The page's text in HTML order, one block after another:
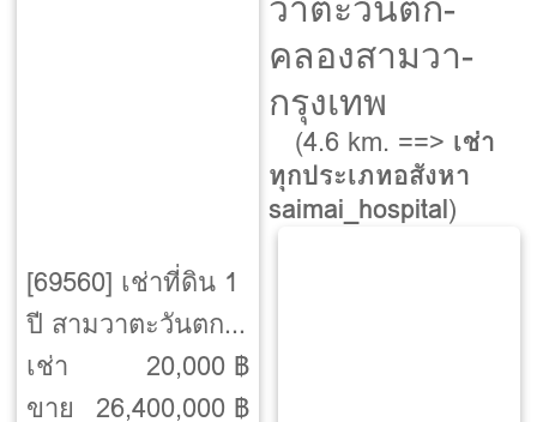
[69560] เช่าที่ดิน 1
ปี สามวาตะวันตก-
คลองสามวา-
กรุงเทพ
เช่า
20,000 ฿
ขาย 26,400,000 ฿
คลองสามวา-
กรุงเทพ
(4.6 km. ==> เช่า
ทุกประเภทอสังหา
saimai_hospital)